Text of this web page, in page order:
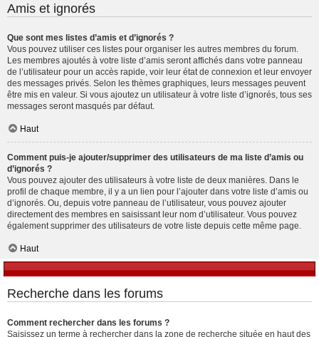
Amis et ignorés
Que sont mes listes d’amis et d’ignorés ?
Vous pouvez utiliser ces listes pour organiser les autres membres du forum.
Les membres ajoutés à votre liste d’amis seront affichés dans votre panneau
de l’utilisateur pour un accès rapide, voir leur état de connexion et leur envoyer
des messages privés. Selon les thèmes graphiques, leurs messages peuvent
être mis en valeur. Si vous ajoutez un utilisateur à votre liste d’ignorés, tous ses
messages seront masqués par défaut.
Haut
Comment puis-je ajouter/supprimer des utilisateurs de ma liste d’amis ou
d’ignorés ?
Vous pouvez ajouter des utilisateurs à votre liste de deux manières. Dans le
profil de chaque membre, il y a un lien pour l’ajouter dans votre liste d’amis ou
d’ignorés. Ou, depuis votre panneau de l’utilisateur, vous pouvez ajouter
directement des membres en saisissant leur nom d’utilisateur. Vous pouvez
également supprimer des utilisateurs de votre liste depuis cette même page.
Haut
Recherche dans les forums
Comment rechercher dans les forums ?
Saisissez un terme à rechercher dans la zone de recherche située en haut des